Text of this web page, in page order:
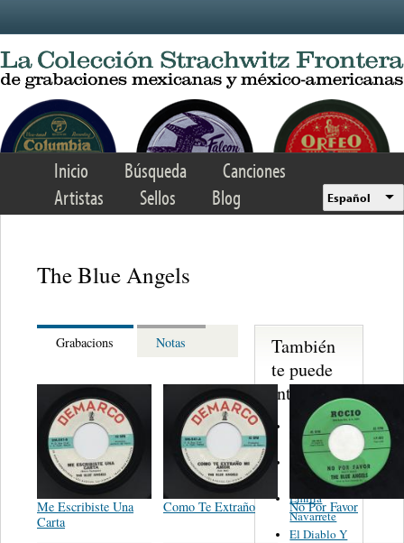
Inicio Búsqueda
Canciones
Artistas
Sellos Blog Español
The Blue Angels
Grabacions Notas
Me Escribiste Una
Carta
Como Te Extraño No Por Favor
También
te puede
interesar...
Trio
Figueroa
Los Angeles
Del Norte
Emilia
Navarrete
El Diablo Y